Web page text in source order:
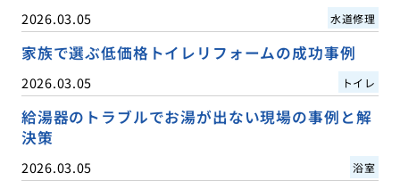
2026.03.05 水道修理
家族で選ぶ低価格トイレリフォームの成功事例
2026.03.05 トイレ
給湯器のトラブルでお湯が出ない現場の事例と解
決策
2026.03.05 浴室